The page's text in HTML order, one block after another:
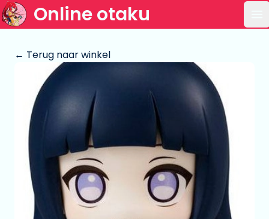
Online otaku
← Terug naar winkel